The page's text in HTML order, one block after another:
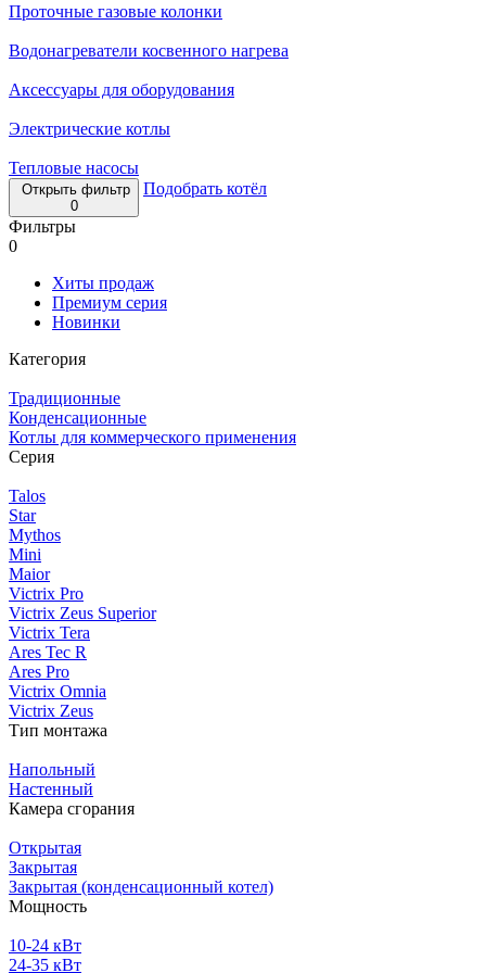
Проточные газовые колонки
Водонагреватели косвенного нагрева
Аксессуары для оборудования
Электрические котлы
Тепловые насосы
Открыть фильтр
0
Подобрать котёл
Фильтры
0
Хиты продаж
Премиум серия
Новинки
Категория
Традиционные
Конденсационные
Котлы для коммерческого применения
Серия
Talos
Star
Mythos
Mini
Maior
Victrix Pro
Victrix Zeus Superior
Victrix Tera
Ares Tec R
Ares Pro
Victrix Omnia
Victrix Zeus
Тип монтажа
Напольный
Настенный
Камера сгорания
Открытая
Закрытая
Закрытая (конденсационный котел)
Мощность
10-24 кВт
24-35 кВт